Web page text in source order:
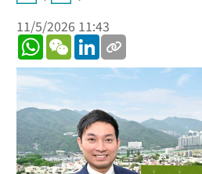
11/5/2026 11:43
WhatsApp
WeChatLinkedIn